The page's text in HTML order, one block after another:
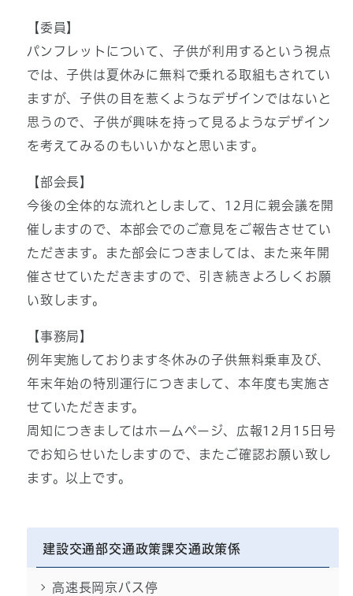
【委員】
パンフレットについて、子供が利用するという視点
では、子供は夏休みに無料で乗れる取組もされてい
ますが、子供の目を惹くようなデザインではないと
思うので、子供が興味を持って見るようなデザイン
を考えてみるのもいいかなと思います。
【部会長】
今後の全体的な流れとしまして、12月に親会議を開
催しますので、本部会でのご意見をご報告させてい
ただきます。また部会につきましては、また来年開
催させていただきますので、引き続きよろしくお願
い致します。
【事務局】
例年実施しております冬休みの子供無料乗車及び、
年末年始の特別運行につきまして、本年度も実施さ
せていただきます。
周知につきましてはホームページ、広報12月15日号
でお知らせいたしますので、またご確認お願い致し
ます。以上です。
建設交通部交通政策課交通政策係
高速長岡京バス停